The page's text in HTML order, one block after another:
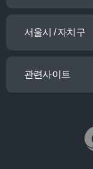
서울시 / 자치구
관련사이트